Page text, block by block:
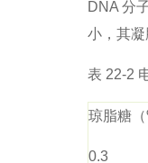
DNA 分
小，其
表 22-2
琼脂糖
0.3